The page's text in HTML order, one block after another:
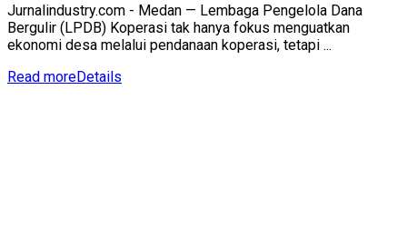
Jurnalindustry.com - Medan — Lembaga Pengelola Dana
Bergulir (LPDB) Koperasi tak hanya fokus menguatkan
ekonomi desa melalui pendanaan koperasi, tetapi ...
Read moreDetails